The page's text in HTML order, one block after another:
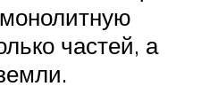
частей, а